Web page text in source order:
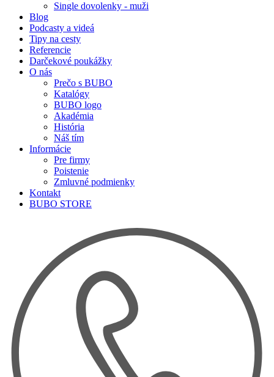
Single dovolenky - muži
Blog
Podcasty a videá
Tipy na cesty
Referencie
Darčekové poukážky
O nás
Prečo s BUBO
Katalógy
BUBO logo
Akadémia
História
Náš tím
Informácie
Pre firmy
Poistenie
Zmluvné podmienky
Kontakt
BUBO STORE